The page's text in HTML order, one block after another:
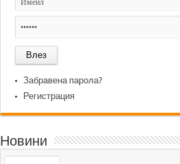
Забравена парола?
Регистрация
Новини